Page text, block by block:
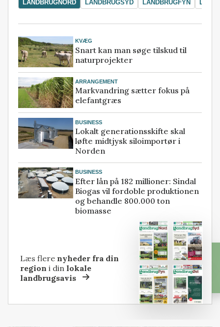
LANDBRUGNORD LANDBRUGSYD LANDBRUGFYN
KVÆG
Snart kan man søge tilskud til
naturprojekter
ARRANGEMENT
Markvandring sætter fokus på
elefantgræs
BUSINESS
Lokalt generationsskifte skal
løfte midtjysk siloimportør i
Norden
BUSINESS
Efter lån på 182 millioner: Sindal
Biogas vil fordoble produktionen
og behandle 800.000 ton
biomasse
Læs flere nyheder fra din
region i dinlokale
landbrugsavis